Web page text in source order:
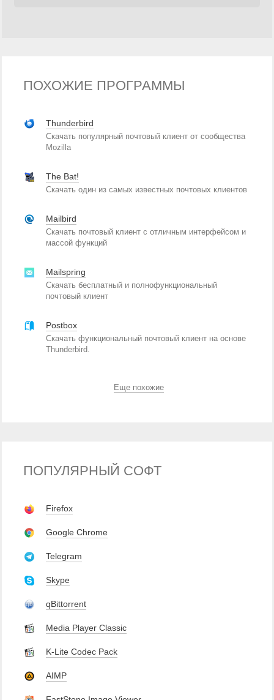
ПОХОЖИЕ ПРОГРАММЫ
Thunderbird
Скачать популярный почтовый клиент от сообщества
Mozilla
The Bat!
Скачать один из самых известных почтовых клиентов
Mailbird
Скачать почтовый клиент с отличным интерфейсом и
массой функций
Mailspring
Скачать бесплатный и полнофункциональный
почтовый клиент
Postbox
Скачать функциональный почтовый клиент на основе
Thunderbird.
Еще похожие
ПОПУЛЯРНЫЙ СОФТ
Firefox
Google Chrome
Telegram
Skype
qBittorrent
Media Player Classic
K-Lite Codec Pack
AIMP